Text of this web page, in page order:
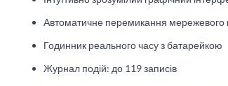
Автоматичне перемикання мережевого
Годинник реального часу з батарейкою
Журнал подій: до 119 записів